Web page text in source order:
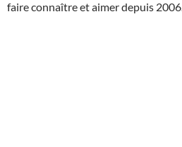
faire connaître et aimer depuis 2006.